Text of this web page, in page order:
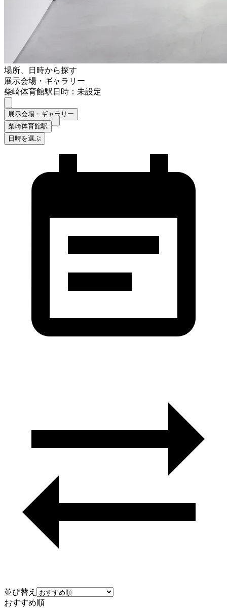
場所、日時から探す
展示会場・ギャラリー
柴崎体育館駅日時：未設定
展示会場・ギャラリー
柴崎体育館駅
日時を選ぶ
並び替え
おすすめ順